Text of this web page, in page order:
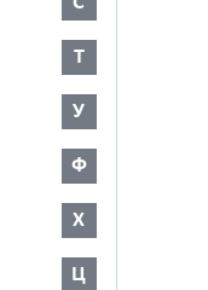
Т
У
Ф
Х
Ц